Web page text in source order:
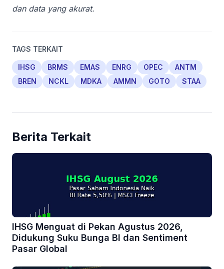
dan data yang akurat.
TAGS TERKAIT
IHSG BRMS EMAS ENRG OPEC
ANTM
BREN
NCKL MDKA AMMN GOTO STAA
Berita Terkait
IHSG Menguat di Pekan Agustus 2026,
Didukung Suku Bunga BI dan Sentiment
Pasar Global